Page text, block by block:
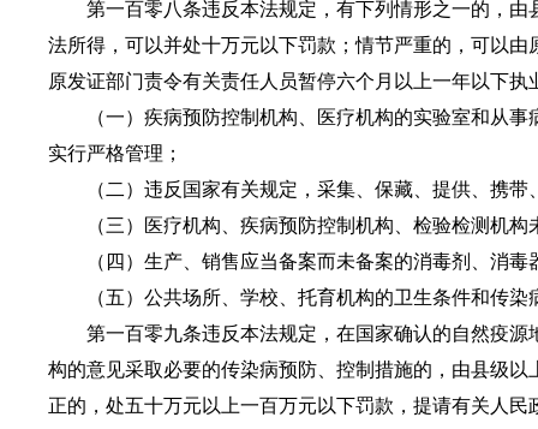
第一百零八条违反本法规定，有下列情形之一的，由
法所得，可以并处十万元以下罚款；情节严重的，可以
原发证部门责令有关责任人员暂停六个月以上一年以下
（一）疾病预防控制机构、医疗机构的实验室和从事
实行严格管理；
（二）违反国家有关规定，采集、保藏、提供、携带
（三）医疗机构、疾病预防控制机构、检验检测机构
（四）生产、销售应当备案而未备案的消毒剂、消毒
（五）公共场所、学校、托育机构的卫生条件和传染
第一百零九条违反本法规定，在国家确认的自然疫源
构的意见采取必要的传染病预防、控制措施的，由县级
正的，处五十万元以上一百万元以下罚款，提请有关人